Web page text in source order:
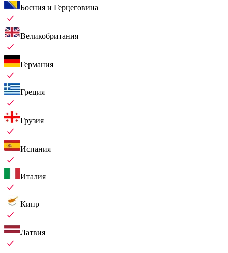
Босния и Герцеговина
Великобритания
Германия
Греция
Грузия
Испания
Италия
Кипр
Латвия